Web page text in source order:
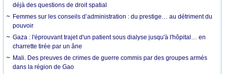
déjà des questions de droit spatial
Femmes sur les conseils d’administration : du prestige… au détriment du
pouvoir
Gaza : l'éprouvant trajet d'un patient sous dialyse jusqu'à l'hôpital… en
charrette tirée par un âne
Mali. Des preuves de crimes de guerre commis par des groupes armés
dans la région de Gao